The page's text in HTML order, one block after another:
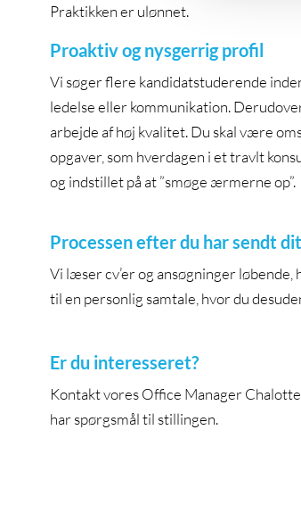
Praktikken er ulønnet.
Proaktiv og nysgerrig profil
Vi søger flere kandidatstuderende
ledelse eller kommunikation.
arbejde af høj kvalitet. Du skal være
opgaver, som hverdagen i et travlt
og indstillet på at ”smøge ærmerne op”.
Processen efter du har sendt
Vi læser cv’er og ansøgninger
til en personlig samtale, hvor du
Er du interesseret?
Kontakt vores Office Manager
har spørgsmål til stillingen.